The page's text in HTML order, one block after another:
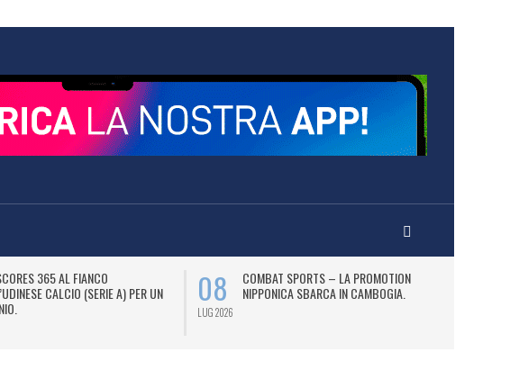
365 AL FIANCO
CALCIO (SERIE A) PER UN
08
LUG 2026
COMBAT SPORTS – LA PROMOTION
NIPPONICA SBARCA IN CAMBOGIA.